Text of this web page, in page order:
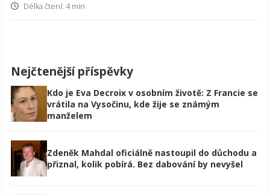
Délka čtení: 4 min
Nejčtenější příspěvky
Kdo je Eva Decroix v osobním životě: Z Francie se
vrátila na Vysočinu, kde žije se známým
manželem
Zdeněk Mahdal oficiálně nastoupil do důchodu a
přiznal, kolik pobírá. Bez dabování by nevyšel